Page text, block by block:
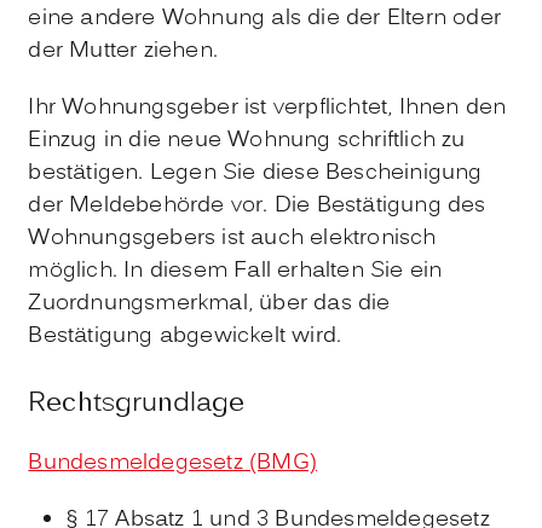
eine andere Wohnung als die der Eltern oder
der Mutter ziehen.
Ihr Wohnungsgeber ist verpflichtet, Ihnen den
Einzug in die neue Wohnung schriftlich zu
bestätigen. Legen Sie diese Bescheinigung
der Meldebehörde vor. Die Bestätigung des
Wohnungsgebers ist auch elektronisch
möglich. In diesem Fall erhalten Sie ein
Zuordnungsmerkmal, über das die
Bestätigung abgewickelt wird.
Rechtsgrundlage
Bundesmeldegesetz (BMG)
§ 17 Absatz 1 und 3 Bundesmeldegesetz